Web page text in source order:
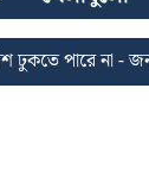
না - জন